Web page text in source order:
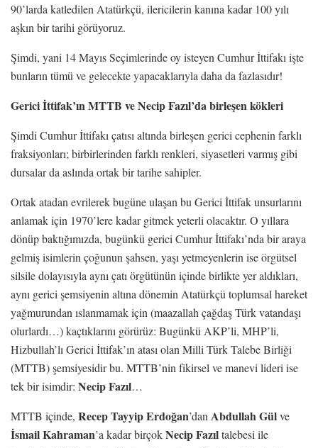
90’larda katledilen Atatürkçü, ilericilerin kanına kadar 100 yılı
aşkın bir tarihi görüyoruz.
Şimdi, yani 14 Mayıs Seçimlerinde oy isteyen Cumhur İttifakı işte
bunların tümü ve gelecekte yapacaklarıyla daha da fazlasıdır!
Gerici İttifak’ın MTTB ve Necip Fazıl’da birleşen kökleri
Şimdi Cumhur İttifakı çatısı altında birleşen gerici cephenin farklı
fraksiyonları; birbirlerinden farklı renkleri, siyasetleri varmış gibi
dursalar da aslında ortak bir tarihe sahipler.
Ortak atadan evrilerek bugüne ulaşan bu Gerici İttifak unsurlarını
anlamak için 1970’lere kadar gitmek yeterli olacaktır. O yıllara
dönüp baktığımızda, bugünkü gerici Cumhur İttifakı’nda bir araya
gelmiş isimlerin çoğunun şahsen, yaşı yetmeyenlerin ise örgütsel
silsile dolayısıyla aynı çatı örgütünün içinde birlikte yer aldıkları,
aynı gerici şemsiyenin altına dönemin Atatürkçü toplumsal hareket
yağmurundan ıslanmamak için (maazallah çağdaş Türk vatandaşı
olurlardı…) kaçtıklarını görürüz: Bugünkü AKP’li, MHP’li,
Hizbullah’lı Gerici İttifak’ın atası olan Milli Türk Talebe Birliği
(MTTB) şemsiyesidir bu. MTTB’nin fikirsel ve manevi lideri ise
tek bir isimdir: Necip Fazıl…
MTTB içinde, Recep Tayyip Erdoğan’dan Abdullah Gülve
İsmail Kahraman’a kadar birçokNecip Fazıltalebesi ile